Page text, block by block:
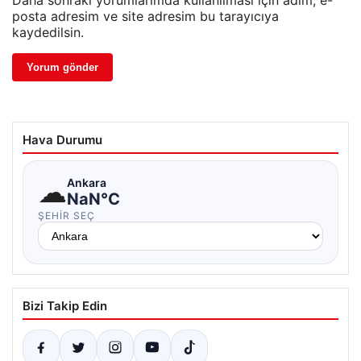
posta adresim ve site adresim bu tarayıcıya
kaydedilsin.
Hava Durumu
☁Ankara
NaN°C
ŞEHIR SEÇ
Bizi Takip Edin